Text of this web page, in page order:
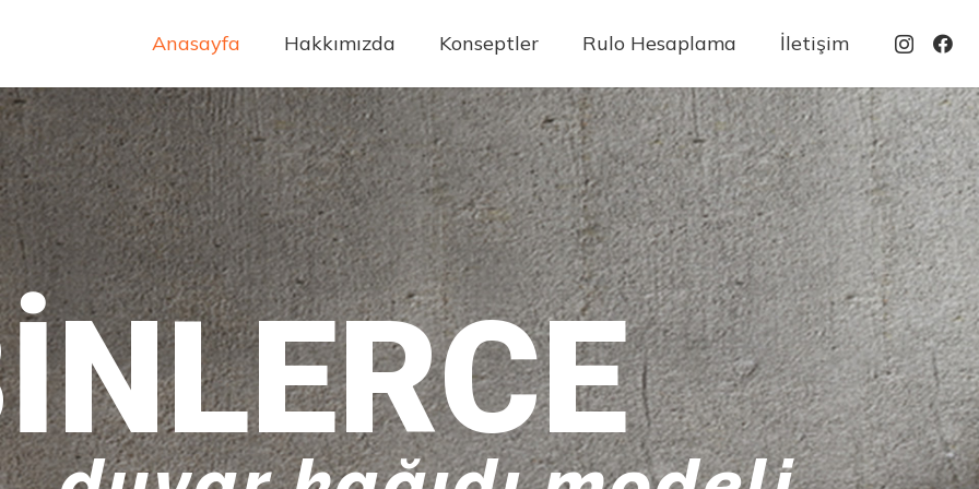
Anasayfa Hakkımızda Konseptler Rulo Hesaplama İletişim